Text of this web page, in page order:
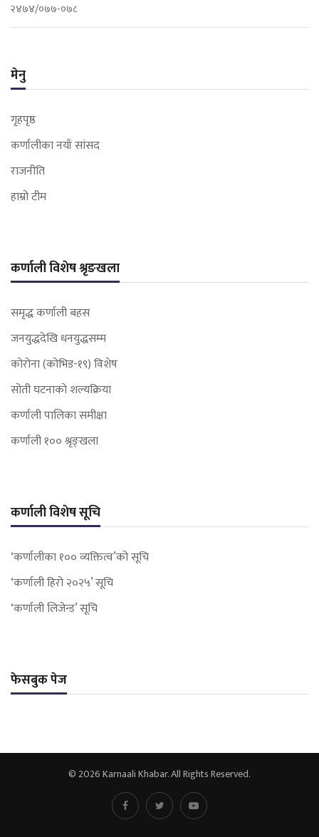
२४७४/०७७-०७८
मेनु
गृहपृष्ठ
कर्णालीका नयाँ सांसद
राजनीति
हाम्रो टीम
कर्णाली विशेष श्रृङखला
समृद्ध कर्णाली बहस
जनयुद्धदेखि धनयुद्धसम्म
कोरोना (कोभिड-१९) विशेष
सोती घटनाको शल्यक्रिया
कर्णाली पालिका समीक्षा
कर्णाली १०० श्रृङ्खला
कर्णाली विशेष सूचि
‘कर्णालीका १०० व्यक्तित्व’को सूचि
‘कर्णाली हिरो २०२५’ सूचि
‘कर्णाली लिजेन्ड’ सूचि
फेसबुक पेज
© 2026 Karnaali Khabar. All Rights Reserved.